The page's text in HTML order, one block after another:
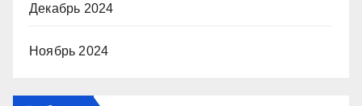
Декабрь 2024
Ноябрь 2024